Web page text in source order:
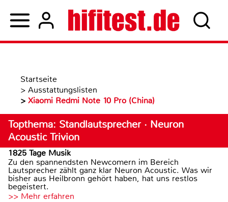
Startseite
> Ausstattungslisten
> Xiaomi Redmi Note 10 Pro (China)
Topthema: Standlautsprecher · Neuron
Acoustic Trivion
1825 Tage Musik
Zu den spannendsten Newcomern im Bereich
Lautsprecher zählt ganz klar Neuron Acoustic. Was wir
bisher aus Heilbronn gehört haben, hat uns restlos
begeistert.
>> Mehr erfahren